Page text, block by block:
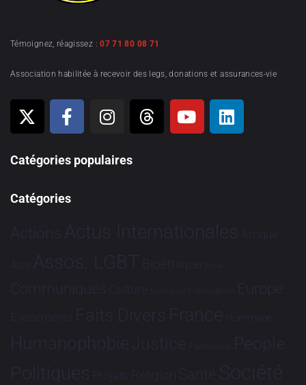
Témoignez, réagissez :07 71 80 08 71
Association habilitée à recevoir des legs, donations et assurances-vie
Catégories populaires
Catégories
Actions Actus Internationales Afrique
Asie Assos. LGBT Bioéthique Brève
Communiqués Culture Dialogues France-Brésil Europe
Evénements Faits Divers France Hommage
HumanophobieJustice Partenariat People
Politiques Projets Religion Santé Société